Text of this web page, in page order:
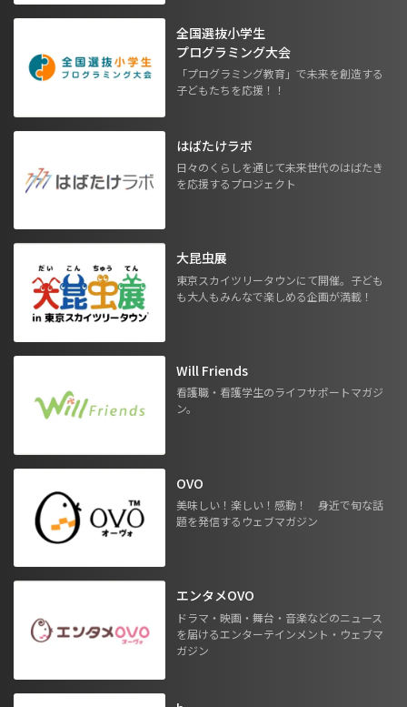
全国選抜小学生
プログラミング大会
「プログラミング教育」で未来を創造する
子どもたちを応援！！
はばたけラボ
日々のくらしを通じて未来世代のはばたき
を応援するプロジェクト
大昆虫展
東京スカイツリータウンにて開催。子ども
も大人もみんなで楽しめる企画が満載！
Will Friends
看護職・看護学生のライフサポートマガジ
ン。
OVO
美味しい！楽しい！感動！ 身近で旬な話
題を発信するウェブマガジン
エンタメOVO
ドラマ・映画・舞台・音楽などのニュース
を届けるエンターテインメント・ウェブマ
ガジン